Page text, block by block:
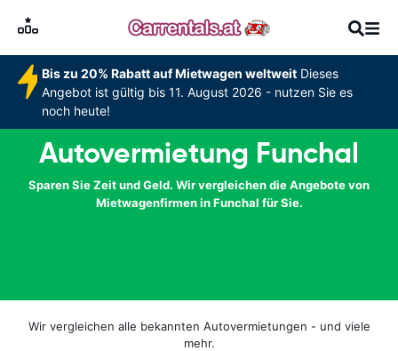
Bis zu 20% Rabatt auf Mietwagen weltweitDieses
Angebot ist gültig bis 11. August 2026 - nutzen Sie es
noch heute!
Autovermietung Funchal
Sparen Sie Zeit und Geld. Wir vergleichen die Angebote von
Mietwagenfirmen in Funchal für Sie.
Wir vergleichen alle bekannten Autovermietungen - und viele
mehr.